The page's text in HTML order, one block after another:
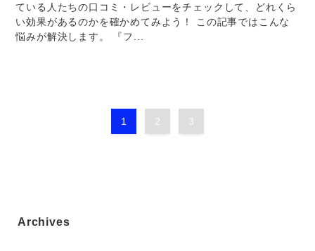
ている人たちの口コミ・レビューをチェックして、どれくら
い効果があるのかを確かめてみよう！ この記事ではこんな
悩みが解決します。 『フ...
1 2 3
Archives